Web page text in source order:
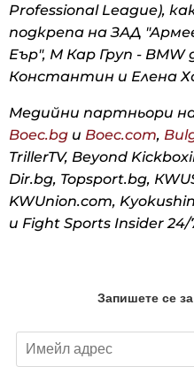
Professional League),
подкрепа на ЗАД
Еър", М Кар Груп - BMW
Константин и Елена
Медийни партньори на
Boec.bg и Boec.com,
TrillerTV, Beyond
Dir.bg, Topsport.bg,
KWUnion.com,
и Fight Sports Insider 24/